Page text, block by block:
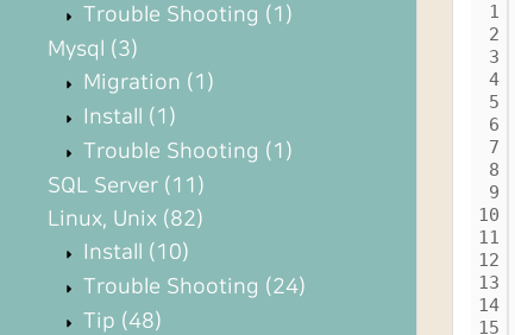
Trouble Shooting (1)
Mysql (3)
Migration (1)
Install (1)
Trouble Shooting (1)
SQL Server (11)
Linux, Unix (82)
Install (10)
Trouble Shooting (24)
Tip (48)
1
2
3
4
5
6
7
8
9
10
11
12
13
14
15